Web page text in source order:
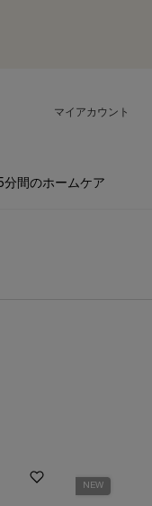
マイアカウント
分間のホームケア
NEW